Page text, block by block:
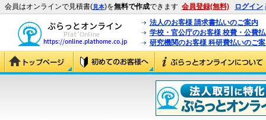
会員はオンラインで見積書(見本)を無料で作成できます 会員登録(無料) ログイン
法人のお客様 請求書払いのご案内
学校・官公庁のお客様 校費・公費
研究機関のお客様 科研費払いのご